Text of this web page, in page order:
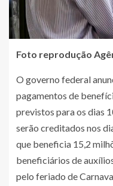
Foto reprodução
O governo federal
pagamentos de
previstos para os dias
serão creditados nos
que beneficia 15,2
beneficiários de
pelo feriado de